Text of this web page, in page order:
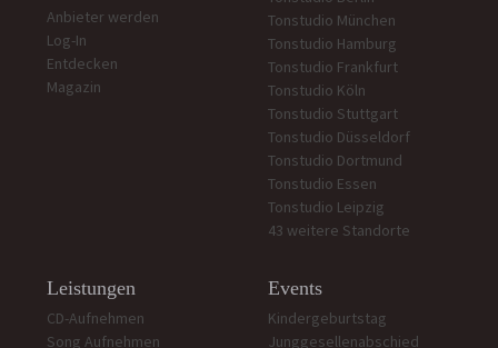
Anbieter werden
Log-In
Entdecken
Magazin
Tonstudio München
Tonstudio Hamburg
Tonstudio Frankfurt
Tonstudio Köln
Tonstudio Stuttgart
Tonstudio Düsseldorf
Tonstudio Dortmund
Tonstudio Essen
Tonstudio Leipzig
43 weitere Standorte
Leistungen
CD-Aufnehmen
Song Aufnehmen
Events
Kindergeburtstag
Junggesellenabschied